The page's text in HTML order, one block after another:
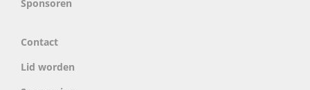
Sponsoren
Contact
Lid worden